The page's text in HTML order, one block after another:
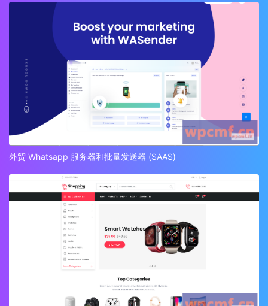
外贸 Whatsapp 服务器和批量发送器 (SAAS)